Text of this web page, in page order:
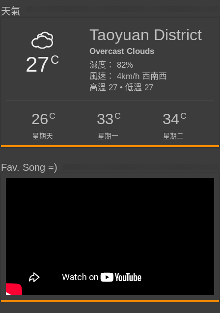
天氣
27C
Taoyuan District
Overcast Clouds
濕度： 82%
風速： 4km/h 西南西
高溫 27 • 低溫 27
26C
星期天
33C
星期一
34C
星期二
Fav. Song =)